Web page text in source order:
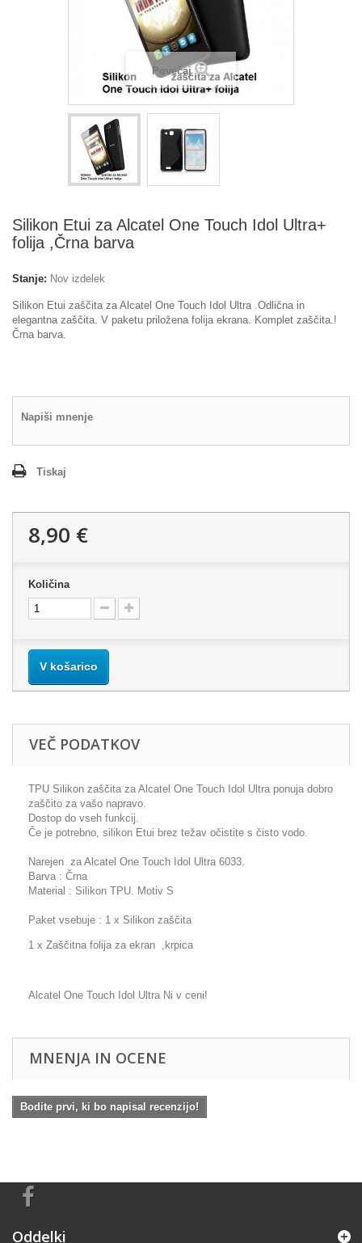
Povečaj
Silikon Etui za Alcatel One Touch Idol Ultra+
folija ,Črna barva
Stanje: Nov izdelek
Silikon Etui zaščita za Alcatel One Touch Idol Ultra .Odlična in
elegantna zaščita. V paketu priložena folija ekrana. Komplet zaščita.!
Črna barva.
Napiši mnenje
Tiskaj
8,90 €
Količina
V košarico
VEČ PODATKOV
TPU Silikon zaščita za Alcatel One Touch Idol Ultra ponuja dobro
zaščito za vašo napravo.
Dostop do vseh funkcij.
Če je potrebno, silikon Etui brez težav očistite s čisto vodo.
Narejen za Alcatel One Touch Idol Ultra 6033.
Barva : Črna
Material : Silikon TPU. Motiv S
Paket vsebuje : 1 x Silikon zaščita
1 x Zaščitna folija za ekran ,krpica
Alcatel One Touch Idol Ultra Ni v ceni!
MNENJA IN OCENE
Bodite prvi, ki bo napisal recenzijo!
Oddelki